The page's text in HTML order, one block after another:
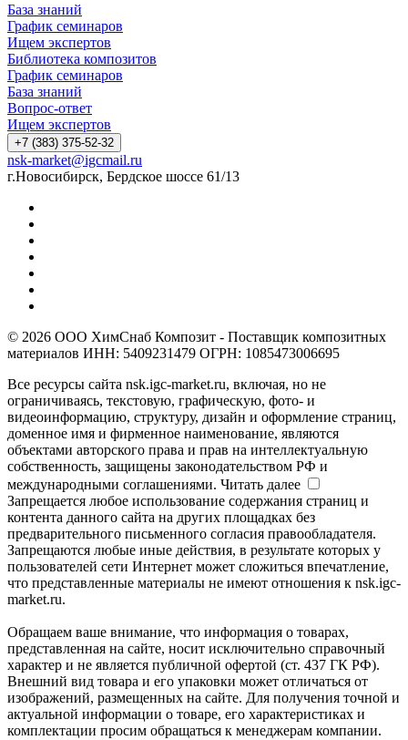
База знаний
График семинаров
Ищем экспертов
Библиотека композитов
График семинаров
База знаний
Вопрос-ответ
Ищем экспертов
+7 (383) 375-52-32
nsk-market@igcmail.ru
г.Новосибирск, Бердское шоссе 61/13
© 2026 ООО ХимСнаб Композит - Поставщик композитных
материалов ИНН: 5409231479 ОГРН: 1085473006695
Все ресурсы сайта nsk.igc-market.ru, включая, но не
ограничиваясь, текстовую, графическую, фото- и
видеоинформацию, структуру, дизайн и оформление страниц,
доменное имя и фирменное наименование, являются
объектами авторского права и прав на интеллектуальную
собственность, защищены законодательством РФ и
международными соглашениями. Читать далее
Запрещается любое использование содержания страниц и
контента данного сайта на других площадках без
предварительного письменного согласия правообладателя.
Запрещаются любые иные действия, в результате которых у
пользователей сети Интернет может сложиться впечатление,
что представленные материалы не имеют отношения к nsk.igc-
market.ru.
Обращаем ваше внимание, что информация о товарах,
представленная на сайте, носит исключительно справочный
характер и не является публичной офертой (ст. 437 ГК РФ).
Внешний вид товара и его упаковки может отличаться от
изображений, размещенных на сайте. Для получения точной и
актуальной информации о товаре, его характеристиках и
комплектации просим обращаться к менеджерам компании.